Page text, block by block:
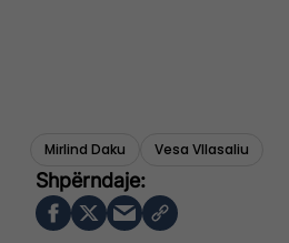
Mirlind Daku Vesa Vllasaliu